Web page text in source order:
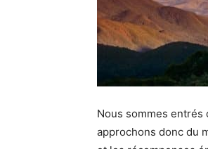
Nous sommes
approchons donc du